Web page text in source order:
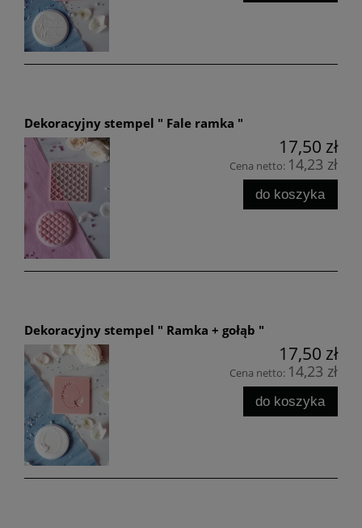
Dekoracyjny stempel " Fale ramka "
17,50 zł
Cena netto: 14,23 zł
do koszyka
Dekoracyjny stempel " Ramka + gołąb "
17,50 zł
Cena netto: 14,23 zł
do koszyka